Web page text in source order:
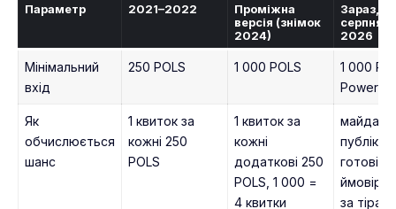
Параметр 2021–2022
Проміжна
версія (знімок
2024)
Зараз, 2
серпня
2026
Мінімальний
вхід
250 POLS 1 000 POLS
1 000
Power
Як
обчислюється
шанс
1 квиток за
кожні 250
POLS
1 квиток за
кожні
додаткові 250
POLS, 1 000 =
4 квитки
публікує
готові
за